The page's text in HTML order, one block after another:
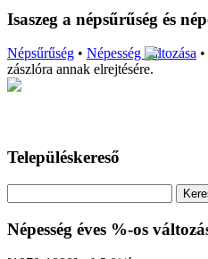
Isaszeg a népsűrűség és
Népsűrűség • Népesség változása •
zászlóra annak elrejtésére.
Településkereső
Népesség éves %-os